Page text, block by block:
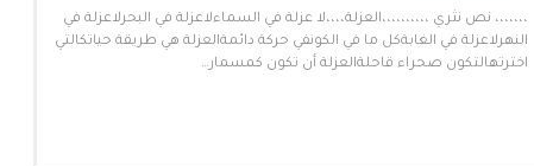
،،،،،،، نص نثري ،،،،،،،،،،العزلة،،،،لا عزلة في السماءلاعزلة في البحرلاعزلة في
النهرلاعزلة في الغابةكل ما في الكونفي حركة دائمةالعزلة هي طريقة حياتكالتي
اخترتهالتكون صحراء قاحلةالعزلة أن تكون كمسمار…